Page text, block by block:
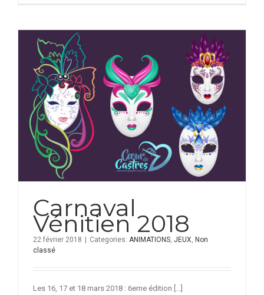
Carnaval
Vénitien 2018
22 février 2018 Categories: ANIMATIONS, JEUX, Non
classé
Les 16, 17 et 18 mars 2018 : 6eme édition [...]